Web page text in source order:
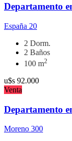
Departamento
España 20
2 Dorm.
2 Baños
100 m2
u$s 92.000
Venta
Departamento
Moreno 300